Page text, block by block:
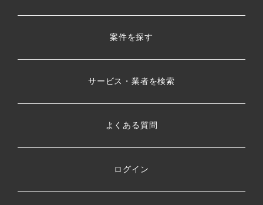
案件を探す
サービス・業者を検索
よくある質問
ログイン